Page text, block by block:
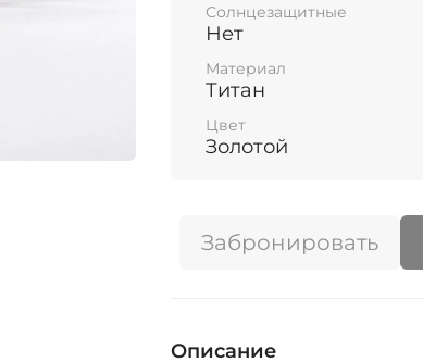
Солнцезащитные
Нет
Материал
Титан
Цвет
Золотой
Забронировать
Описание